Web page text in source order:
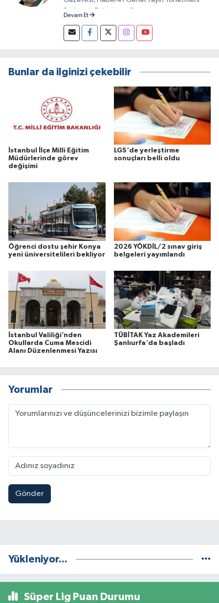
Radyo ve Televizyon Programcısı
Devam Et
Bunlar da ilginizi çekebilir
İstanbul İlçe Milli Eğitim
Müdürlerinde görev
değişimi
LGS'de yerleştirme
sonuçları belli oldu
Öğrenci dostu şehir Konya
yeni üniversitelileri bekliyor
2026 YÖKDİL/2 sınav giriş
belgeleri yayımlandı
İstanbul Valiliği’nden
Okullarda Cuma Mescidi
Alanı Düzenlenmesi Yazısı
TÜBİTAK Yaz Akademileri
Şanlıurfa'da başladı
Yorumlar
Gönder
Yükleniyor...
Süper Lig Puan Durumu